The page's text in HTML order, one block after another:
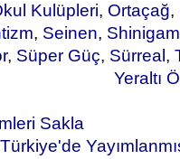
Kulüpleri, Ortaçağ,
, Seinen,
, Süper Güç, Sürreal ,
Yeraltı
Sakla